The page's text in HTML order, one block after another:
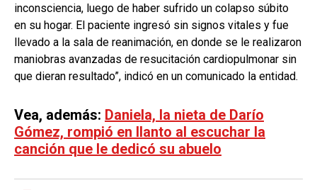
inconsciencia, luego de haber sufrido un colapso súbito
en su hogar. El paciente ingresó sin signos vitales y fue
llevado a la sala de reanimación, en donde se le realizaron
maniobras avanzadas de resucitación cardiopulmonar sin
que dieran resultado”, indicó en un comunicado la entidad.
Vea, además: Daniela, la nieta de Darío
Gómez, rompió en llanto al escuchar la
canción que le dedicó su abuelo